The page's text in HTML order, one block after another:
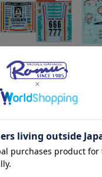
"Vaillant- Kremer" ニ...
¥4,400 (税込)